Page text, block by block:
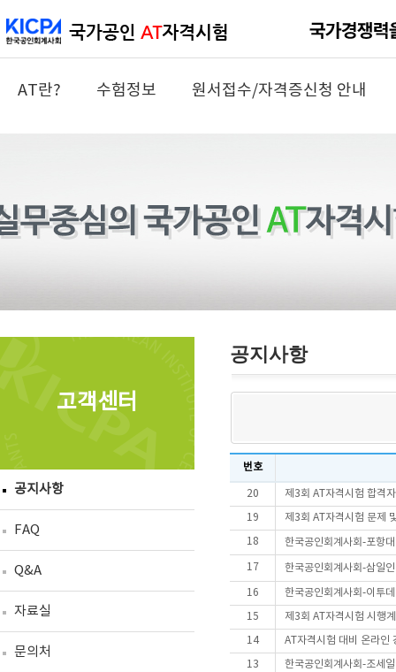
AT란? 수험정보 원서접수/자격증신청 안내
고객센터
공지사항
FAQ
Q&A
자료실
문의처
공지사항
번호
20 제3회 AT자격시험 합격
19 제3회 AT자격시험 문제
18 한국공인회계사회-포항
17 한국공인회계사회-삼일
16 한국공인회계사회-이투
15 제3회 AT자격시험 시행
14 AT자격시험 대비 온라인
13 한국공인회계사회-조세